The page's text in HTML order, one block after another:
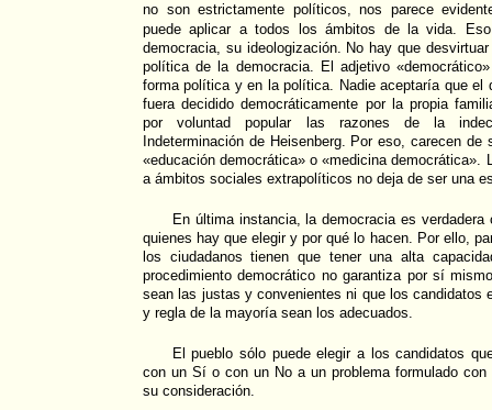
no son estrictamente políticos, nos parece
puede aplicar a todos los ámbitos de la vida.
democracia, su ideologización. No hay que
política de la democracia. El adjetivo
forma política y en la política. Nadie aceptaría que el
fuera decidido democráticamente por la propia
por voluntad popular las razones de la
Indeterminación de Heisenberg. Por eso, carecen
«educación democrática» o «medicina democrática».
a ámbitos sociales extrapolíticos no deja de ser una
En última instancia, la democracia es
quienes hay que elegir y por qué lo hacen. Por ello,
los ciudadanos tienen que tener una alta
procedimiento democrático no garantiza por sí
sean las justas y convenientes ni que los candidatos
y regla de la mayoría sean los adecuados.
El pueblo sólo puede elegir a los candidatos
con un Sí o con un No a un problema formulado
su consideración.